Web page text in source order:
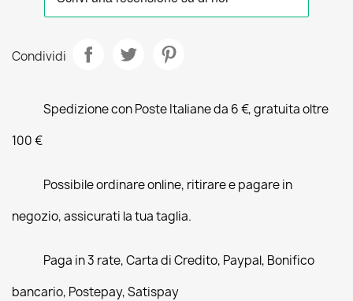
Condividi
Spedizione con Poste Italiane da 6 €, gratuita oltre
100 €
Possibile ordinare online, ritirare e pagare in
negozio, assicurati la tua taglia.
Paga in 3 rate, Carta di Credito, Paypal, Bonifico
bancario, Postepay, Satispay